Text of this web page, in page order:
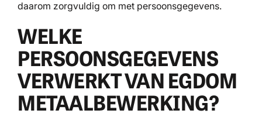
daarom zorgvuldig om met persoonsgegevens.
WELKE
PERSOONSGEGEVENS
VERWERKT VAN EGDOM
METAALBEWERKING?